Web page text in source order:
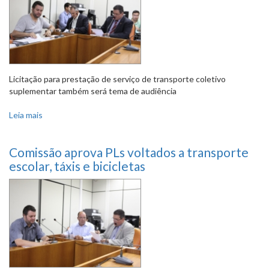
Licitação para prestação de serviço de transporte coletivo
suplementar também será tema de audiência
Leia mais
Comissão aprova PLs voltados a transporte
escolar, táxis e bicicletas